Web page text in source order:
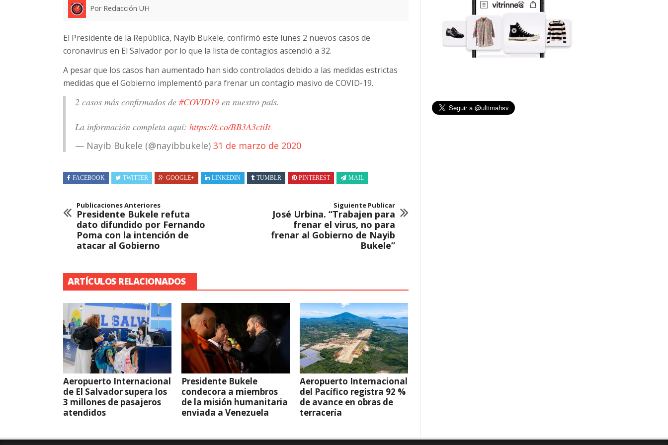
Por Redacción UH
El Presidente de la República, Nayib Bukele, confirmó este lunes 2 nuevos casos de
coronavirus en El Salvador por lo que la lista de contagios ascendió a 32.
A pesar que los casos han aumentado han sido controlados debido a las medidas estrictas
medidas que el Gobierno implementó para frenar un contagio masivo de COVID-19.
2 casos más confirmados de #COVID19 en nuestro país.
La información completa aquí: https://t.co/BB3A3ctiIt
— Nayib Bukele (@nayibbukele) 31 de marzo de 2020
FACEBOOK TWITTER GOOGLE+ LINKEDIN TUMBLR PINTEREST MAIL
Publicaciones Anteriores
Presidente Bukele refuta
dato difundido por Fernando
Poma con la intención de
atacar al Gobierno
Siguiente Publicar
José Urbina. “Trabajen para
frenar el virus, no para
frenar al Gobierno de Nayib
Bukele”
ARTÍCULOS RELACIONADOS
Aeropuerto Internacional
de El Salvador supera los
3 millones de pasajeros
atendidos
Presidente Bukele
condecora a miembros
de la misión humanitaria
enviada a Venezuela
Aeropuerto Internacional
del Pacífico registra 92 %
de avance en obras de
terracería